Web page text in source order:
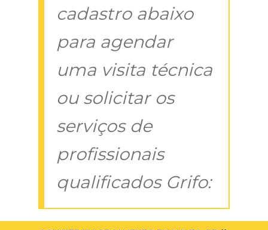
cadastro abaixo
para agendar
uma visita técnica
ou solicitar os
serviços de
profissionais
qualificados Grifo: